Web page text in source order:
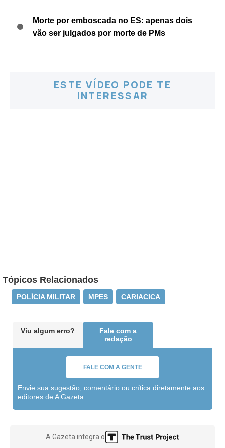
Morte por emboscada no ES: apenas dois
vão ser julgados por morte de PMs
ESTE VÍDEO PODE TE
INTERESSAR
Tópicos Relacionados
POLÍCIA MILITAR MPES CARIACICA
Viu algum erro?
Fale com a
redação
FALE COM A GENTE
Envie sua sugestão, comentário ou crítica diretamente aos
editores de A Gazeta
A Gazeta integra o